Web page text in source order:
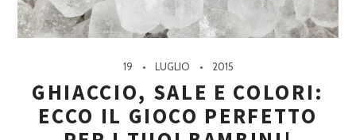
19 LUGLIO 2015
GHIACCIO, SALE E COLORI:
ECCO IL GIOCO PERFETTO